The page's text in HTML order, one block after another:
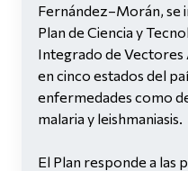
Fernández–Morán, se
Plan de Ciencia y
Integrado de Vectores
en cinco estados del
enfermedades como
malaria y leishmaniasis.
El Plan responde a las